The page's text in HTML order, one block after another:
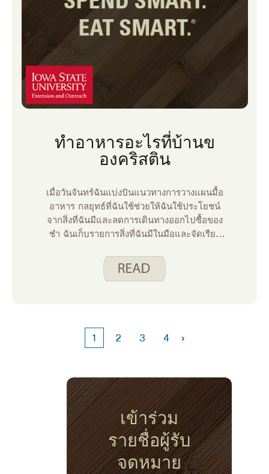
ทําอาหารอะไรที่บ้านข
องคริสติน
เมื่อวันจันทร์ฉันแบ่งปันแนวทางการวางแผนมื้อ
อาหาร กลยุทธ์ที่ฉันใช้ช่วยให้ฉันใช้ประโยชน์
จากสิ่งที่ฉันมีและลดการเดินทางออกไปซื้อของ
ชํา ฉันเก็บรายการสิ่งที่ฉันมีในมือและจัดเรียง
อาหารชั่วคราวโดยดึงจากแต่ละส่วนของรายการ
ฉันยังสร้างรายละเอียดบางอย่างภายในรายการ
1 2 3 4 ›
เข้าร่วม
รายชื่อผู้รับ
จดหมาย